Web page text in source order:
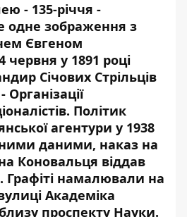
- 135-річчя -
зображення з
Євгеном
у 1891 році
Січових Стрільців
Політик
агентури у 1938
даними, наказ на
Коновальця віддав
Графіті намалювали на
Академіка
проспекту Науки.